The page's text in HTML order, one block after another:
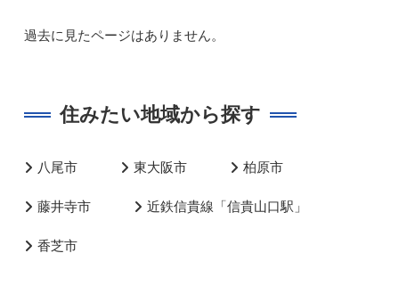
過去に見たページはありません。
住みたい地域から探す
八尾市 東大阪市 柏原市
藤井寺市 近鉄信貴線「信貴山口駅」
香芝市